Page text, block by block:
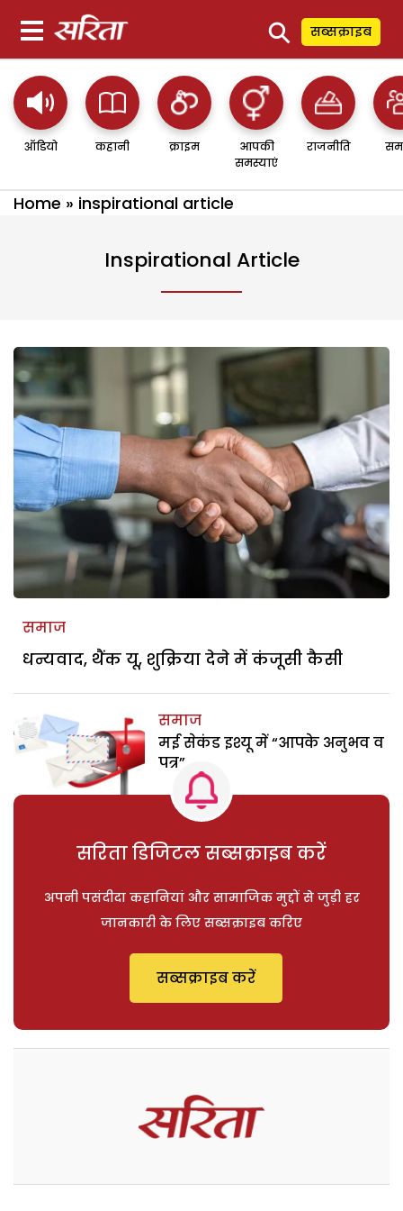
⚲ सब्सक्राइब
ऑडियो कहानी क्राइम
आपकी
समस्याएं
राजनीति
Home » inspirational article
Inspirational Article
समाज
धन्यवाद, थैंक यू, शुक्रिया देने में कंजूसी कैसी
समाज
मई सेकंड इश्यू में “आपके अनुभव व
पत्र”
सरिता डिजिटल सब्सक्राइब करें
अपनी पसंदीदा कहानियां और सामाजिक मुद्दों से जुड़ी हर
जानकारी के लिए सब्सक्राइब करिए
सब्सक्राइब करें